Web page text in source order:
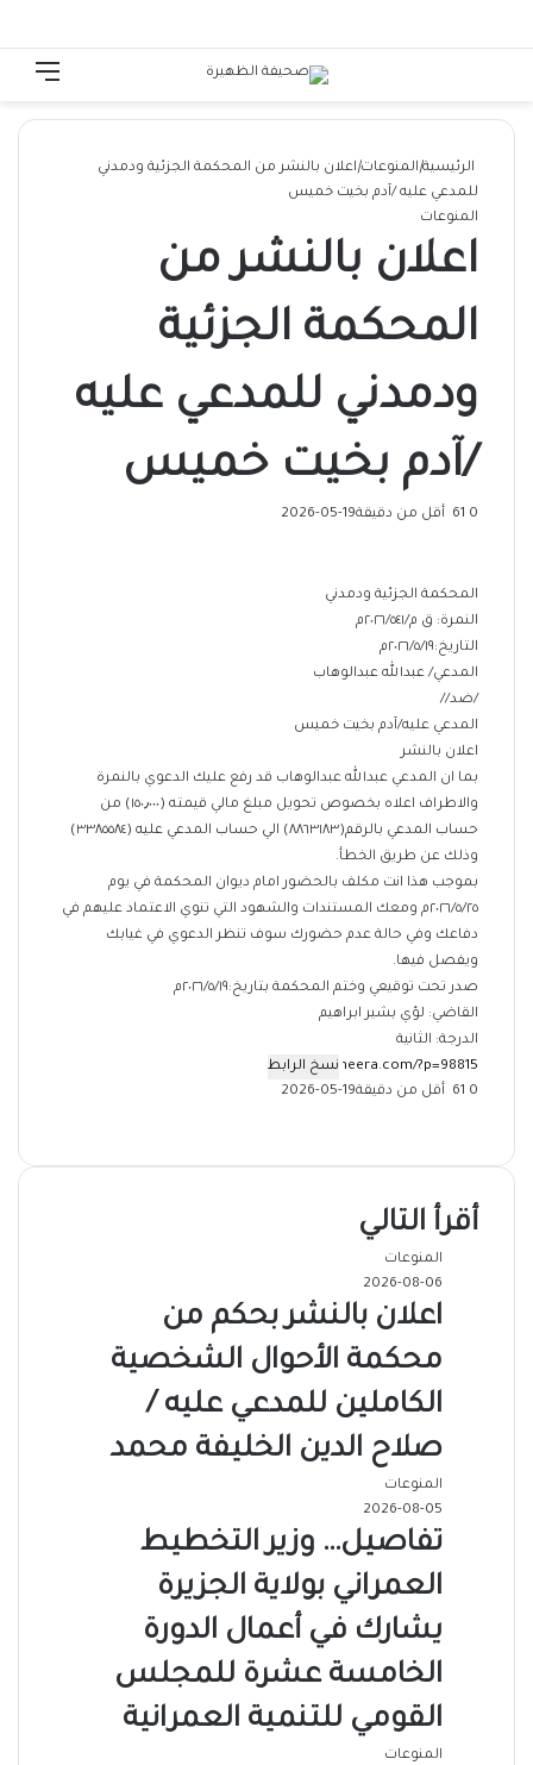
تسجيل الدخول
الرئيسية|المنوعات|اعلان بالنشر من المحكمة الجزئية ودمدني
للمدعي عليه /آدم بخيت خميس
المنوعات
اعلان بالنشر من
المحكمة الجزئية
ودمدني للمدعي عليه
/آدم بخيت خميس
2026-05-19 0 أقل من دقيقة
المحكمة الجزئية ودمدني
النمرة: ق م/٢٠٢٦/٥٤١م
التاريخ:٢٠٢٦/٥/١٩م
المدعي/ عبدالله عبدالوهاب
/ضد//
المدعي عليه/آدم بخيت خميس
اعلان بالنشر
بما ان المدعي عبدالله عبدالوهاب قد رفع عليك الدعوي بالنمرة
والاطراف اعلاه بخصوص تحويل مبلغ مالي قيمته (١٥٠٫٠٠٠) من
حساب المدعي بالرقم(٨٨٦٣١٨٣) الي حساب المدعي عليه (٣٣٨٥٥٨٤)
وذلك عن طريق الخطأ.
بموجب هذا انت مكلف بالحضور امام ديوان المحكمة في يوم
٢٠٢٦/٥/٢٥م ومعك المستندات والشهود التي تنوي الاعتماد عليهم في
دفاعك وفي حالة عدم حضورك سوف تنظر الدعوي في غيابك
ويفصل فيها.
صدر تحت توقيعي وختم المحكمة بتاريخ:٢٠٢٦/٥/١٩م
القاضي: لؤي بشير ابراهيم
الدرجة: الثانية
نسخ الرابط
2026-05-19
0
أقل من دقيقة
البريد
أقرأ التالي
المنوعات
2026-08-06
اعلان بالنشر بحكم من
محكمة الأحوال الشخصية
الكاملين للمدعي عليه /
صلاح الدين الخليفة محمد
المنوعات
2026-08-05
تفاصيل… وزير التخطيط
العمراني بولاية الجزيرة
يشارك في أعمال الدورة
الخامسة عشرة للمجلس
القومي للتنمية العمرانية
المنوعات